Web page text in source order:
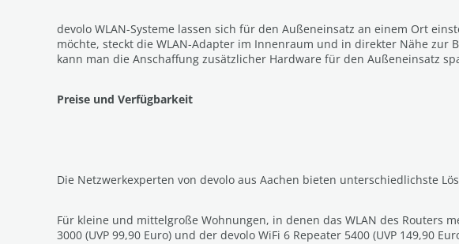
devolo WLAN-Systeme lassen sich für den Außeneinsatz an einem Ort
möchte, steckt die WLAN-Adapter im Innenraum und in direkter Nähe zur
kann man die Anschaffung zusätzlicher Hardware für den Außeneinsatz
Preise und Verfügbarkeit
Die Netzwerkexperten von devolo aus Aachen bieten unterschiedlichste
Für kleine und mittelgroße Wohnungen, in denen das WLAN des Routers
3000 (UVP 99,90 Euro) und der devolo WiFi 6 Repeater 5400 (UVP 149,90